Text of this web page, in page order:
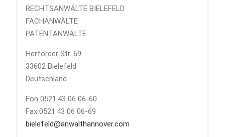
RECHTSANWÄLTE BIELEFELD
FACHANWÄLTE
PATENTANWÄLTE
Herforder Str. 69
33602 Bielefeld
Deutschland
Fon 0521.43 06 06-60
Fax 0521.43 06 06-69
bielefeld@anwalthannover.com